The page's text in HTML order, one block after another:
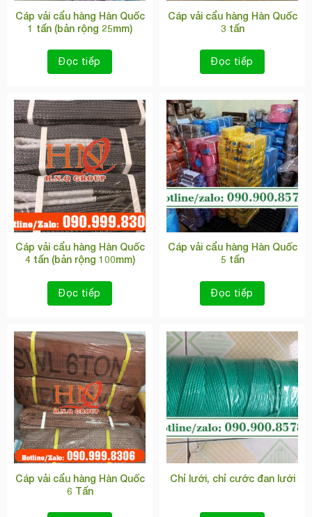
Cáp vải cẩu hàng Hàn Quốc
1 tấn (bản rộng 25mm)
Đọc tiếp
Cáp vải cẩu hàng Hàn Quốc
3 tấn
Đọc tiếp
Cáp vải cẩu hàng Hàn Quốc
4 tấn (bản rộng 100mm)
Đọc tiếp
Cáp vải cẩu hàng Hàn Quốc
5 tấn
Đọc tiếp
Cáp vải cẩu hàng Hàn Quốc
6 Tấn
Chỉ lưới, chỉ cước đan lưới